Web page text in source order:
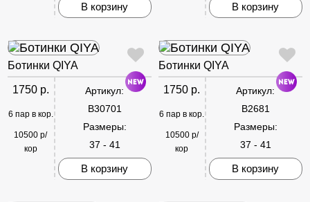
В корзину В корзину
Ботинки QIYA
1750 р.
6 пар в кор.
10500 р/
кор
Артикул:
B30701
Размеры:
37 - 41
В корзину
Ботинки QIYA
1750 р.
6 пар в кор.
10500 р/
кор
Артикул:
B2681
Размеры:
37 - 41
В корзину